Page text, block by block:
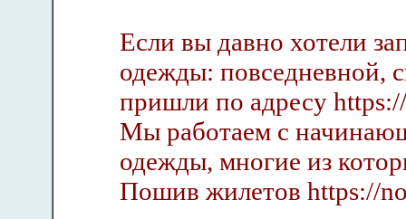
Если вы давно хотели
одежды: повседневной,
пришли по адресу
Мы работаем с
одежды, многие из
Пошив жилетов https://